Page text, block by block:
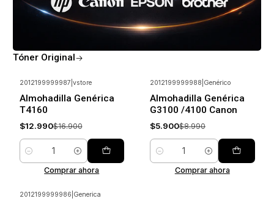
Tóner Original
2012199999987 vstore
Almohadilla Genérica
T4160
$12.990$16.900
Cantidad
Comprar ahora
2012199999988 Genérico
Almohadilla Genérica
G3100 /4100 Canon
$5.900$8.990
Cantidad
Comprar ahora
2012199999986 Generica